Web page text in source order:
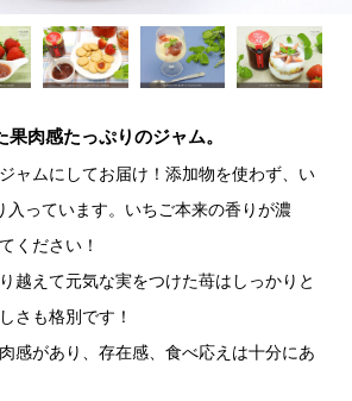
肉感たっぷりのジャム。
ャムにしてお届け！添加物を使わず、い
入っています。いちご本来の香りが濃
ください！
越えて元気な実をつけた苺はしっかりと
さも格別です！
感があり、存在感、食べ応えは十分にあ